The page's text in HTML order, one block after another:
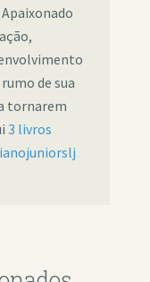
de sua
tornarem
3 livros